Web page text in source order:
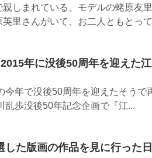
しまれている、モデルの蛯原友
里さんがいて、お二人ともとっ
年に没後50周年を迎えた
今年で没後50周年を迎えたそうで
乱歩没後50年記念企画で『江...
した版画の作品を見に行った